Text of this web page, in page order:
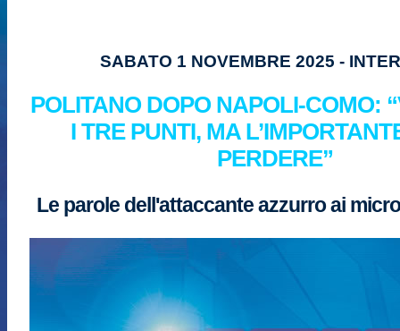
SABATO 1 NOVEMBRE 2025 -
POLITANO DOPO NAPOLI-COMO:
I TRE PUNTI, MA
PERDERE”
Le parole dell'attaccante azzurro ai